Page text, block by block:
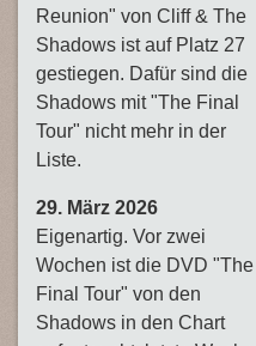
Reunion" von Cliff & The
Shadows ist auf Platz 27
gestiegen. Dafür sind die
Shadows mit "The Final
Tour" nicht mehr in der
Liste.
29. März 2026
Eigenartig. Vor zwei
Wochen ist die DVD "The
Final Tour" von den
Shadows in den Chart